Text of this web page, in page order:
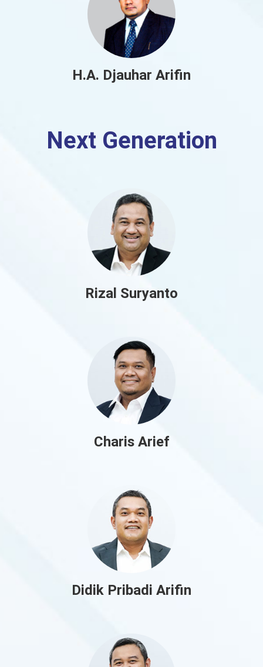
H.A. Djauhar Arifin
Next Generation
Rizal Suryanto
Charis Arief
Didik Pribadi Arifin